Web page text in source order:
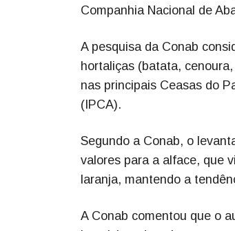
Companhia Nacional de
A pesquisa da Conab
hortaliças (batata,
nas principais Ceasas do
(IPCA).
Segundo a Conab, o
valores para a alface, que
laranja, mantendo a
A Conab comentou que o